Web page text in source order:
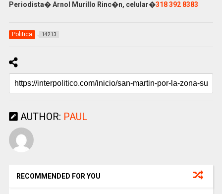
Periodista� Arnol Murillo Rinc�n, celular�318 392 8383
Politica 14213
AUTHOR: PAUL
RECOMMENDED FOR YOU